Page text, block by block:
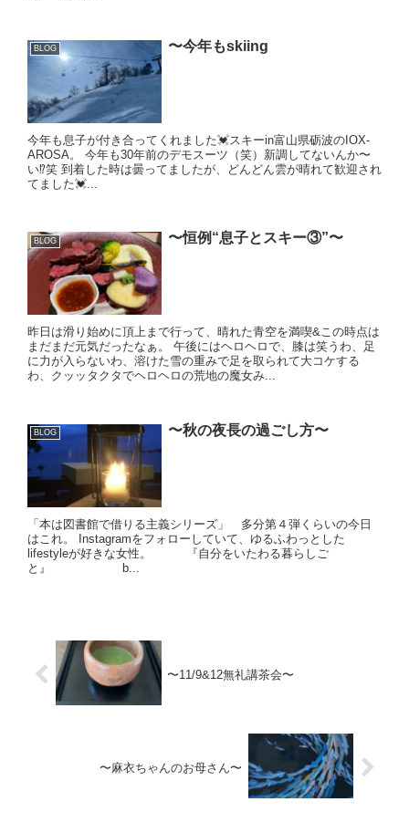
BLOG 〜今年もskiing
今年も息子が付き合ってくれました💓スキーin富山県砺波のIOX-
AROSA。 今年も30年前のデモスーツ（笑）新調してないんか〜
い⁉️笑 到着した時は曇ってましたが、どんどん雲が晴れて歓迎され
てました💓...
BLOG 〜恒例“息子とスキー③”〜
昨日は滑り始めに頂上まで行って、晴れた青空を満喫&この時点は
まだまだ元気だったなぁ。 午後にはヘロヘロで、膝は笑うわ、足
に力が入らないわ、溶けた雪の重みで足を取られて大コケする
わ、クッッタクタでヘロヘロの荒地の魔女み...
BLOG 〜秋の夜長の過ごし方〜
「本は図書館で借りる主義シリーズ」 多分第４弾くらいの今日
はこれ。 Instagramをフォローしていて、ゆるふわっとした
lifestyleが好きな女性。 『自分をいたわる暮らしご
と』 b...
〜11/9&12無礼講茶会〜
〜麻衣ちゃんのお母さん〜